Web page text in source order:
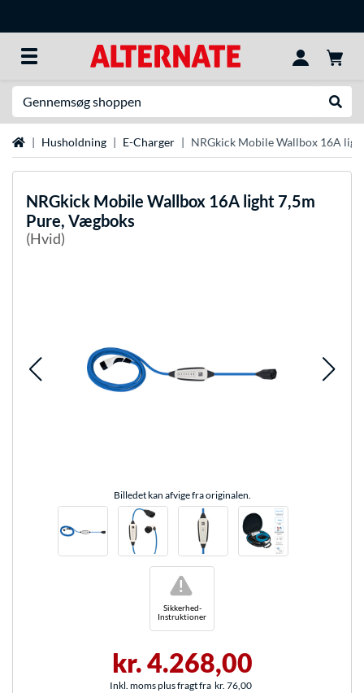
StartsideHusholdning E-Charger NRGkick Mobile Wallbox 16A
NRGkick Mobile Wallbox 16A light 7,5m
Pure, Vægboks
(Hvid)
Billedet kan afvige fra originalen.
Sikkerhed-
Instruktioner
!
kr. 4.268,00
Inkl. moms plus fragt fra kr. 76,00